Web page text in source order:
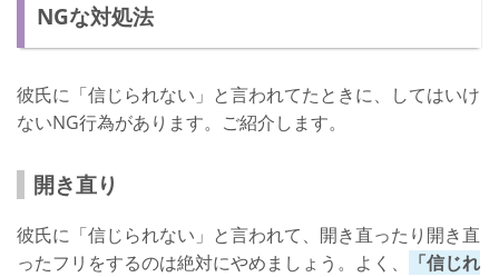
NGな対処法
彼氏に「信じられない」と言われてたときに、してはいけ
ないNG行為があります。ご紹介します。
開き直り
彼氏に「信じられない」と言われて、開き直ったり開き直
ったフリをするのは絶対にやめましょう。よく、
「信じれ